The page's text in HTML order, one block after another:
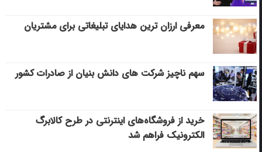
معرفی ارزان ترین هدایای تبلیغاتی برای مشتریان
سهم ناچیز شرکت های دانش بنیان از صادرات کشور
خرید از فروشگاه‌های اینترنتی در طرح کالابرگ
الکترونیک فراهم شد